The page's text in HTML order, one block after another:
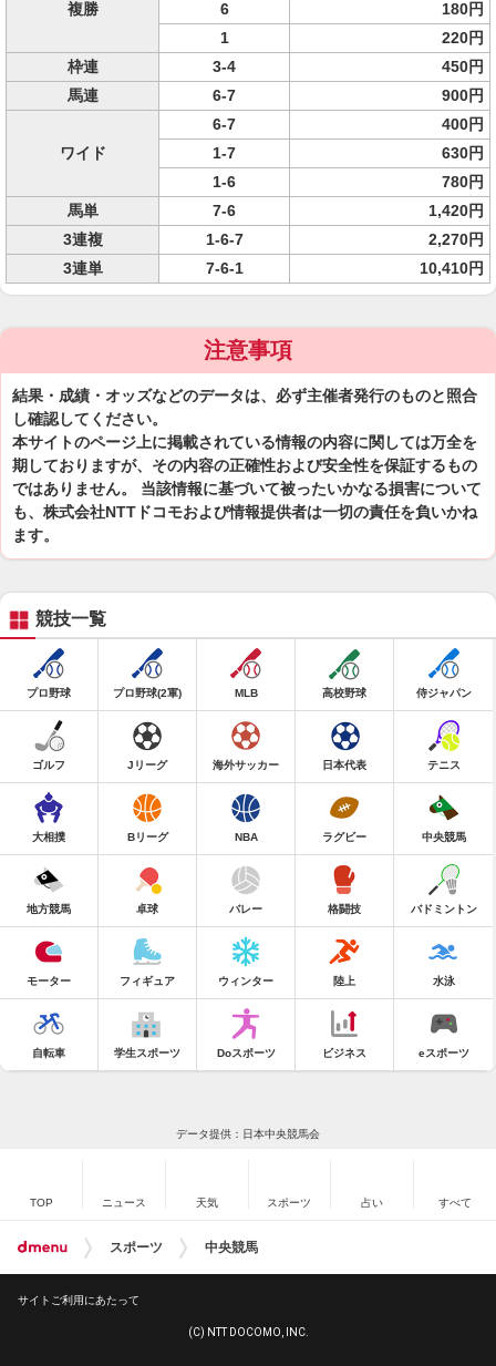
複勝
6
180円
1
220円
枠連
3-4
450円
馬連
6-7 900円
ワイド
6-7
400円
1-7
630円
1-6
780円
馬単
7-6
1,420円
3連複
1-6-7
2,270円
3連単
7-6-1 10,410円
注意事項
結果・成績・オッズなどのデータは、必ず主催者発行のものと照合
し確認してください。
本サイトのページ上に掲載されている情報の内容に関しては万全を
期しておりますが、その内容の正確性および安全性を保証するもの
ではありません。 当該情報に基づいて被ったいかなる損害について
も、株式会社NTTドコモおよび情報提供者は一切の責任を負いかね
ます。
競技一覧
プロ野球 プロ野球(2軍) MLB 高校野球 侍ジャパン
ゴルフ Jリーグ 海外サッカー 日本代表 テニス
大相撲 Bリーグ NBA ラグビー 中央競馬
地方競馬 卓球 バレー 格闘技 バドミントン
モーター フィギュア ウィンター 陸上 水泳
自転車 学生スポーツ Doスポーツ ビジネス eスポーツ
データ提供：日本中央競馬会
TOP ニュース 天気 スポーツ 占い すべて
スポーツ 中央競馬
サイトご利用にあたって
(C) NTT DOCOMO, INC.